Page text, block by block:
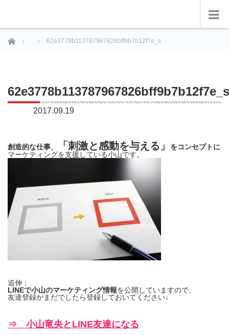
ホーム 62e3778b113787967826bff9b7b12f7e_s
62e3778b113787967826bff9b7b12f7e_s
2017.09.19
創造的な仕事、 「刺激と感動を与える」
をコンセプトに
マーケティングを支援している小山です。
追伸：
LINEで小山のマーケティング情報を公開していますので、
友達登録がまだでしたら登録しておいてください↓
⇒ 小山竜央とLINE友達になる